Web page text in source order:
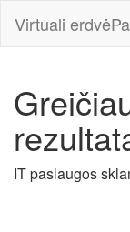
Virtuali erdvė
IT paslaugos